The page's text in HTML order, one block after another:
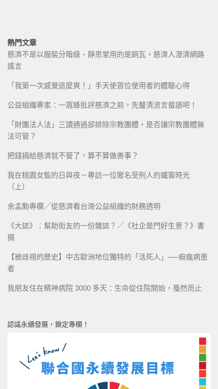
熱門文章
慈濟不是以服裝分階級、靜思堂用的是銅瓦，慈濟人澄清網路
謠言
「我第一次感覺這麼爽！」手天使首位使用者的體驗心得
公益組織專家：一窩蜂批評慈濟之前，先釐清流言蜚語吧！
「財團法人法」三讀通過卻排除宗教團體，是否讓宗教團體無
法可管？
把錢捐給慈濟就不管了，算不算做善事？
我在桃園女監的日與夜－專訪一位匿名受刑人的鐵窗時光
（上）
余孟勳專欄／從慈濟看台灣公益組織的財務透明
《大誌》：幫助街友的一份雜誌？／《社企是門好生意？》書
摘
【被歧視的歷史】中古歐洲地位獨特的「活死人」──痲瘋病患
者
我朋友住在精神病院 3000 多天：生命從住院開始，戞然而止
認識永續發展，鎖定專欄！